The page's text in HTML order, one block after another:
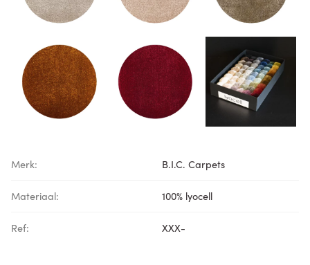
Merk: B.I.C. Carpets
Materiaal: 100% lyocell
Ref: XXX-